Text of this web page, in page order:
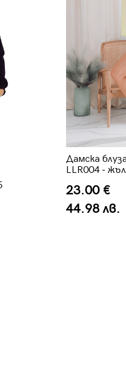
Дамска
LLR004 -
23.00 €
44.98 лв.